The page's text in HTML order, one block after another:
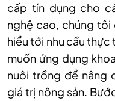
cấp tín dụng cho
nghệ cao, chúng tôi
hiểu tới nhu cầu
muốn ứng dụng
nuôi trồng để nâng
giá trị nông sản.